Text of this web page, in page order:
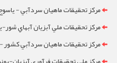
مرکز تحقيقات ماهيان سردآبي -
مرکز تحقيقات ملي آبزيان آبهاي
مرکز تحقيقات ماهيان سردآبي کشور